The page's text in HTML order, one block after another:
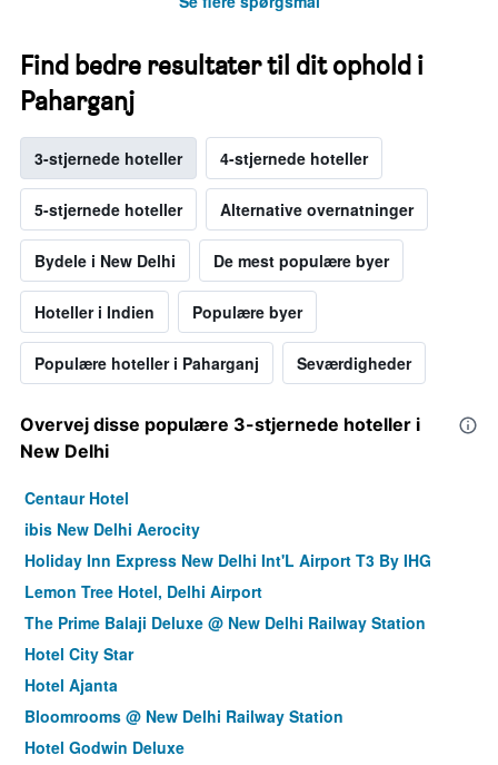
Find bedre resultater til dit ophold i
Paharganj
3-stjernede hoteller 4-stjernede hoteller
5-stjernede hoteller Alternative overnatninger
Bydele i New Delhi De mest populære byer
Hoteller i Indien Populære byer
Populære hoteller i Paharganj Seværdigheder
Overvej disse populære 3-stjernede hoteller i
New Delhi
Centaur Hotel
ibis New Delhi Aerocity
Holiday Inn Express New Delhi Int'L Airport T3 By IHG
Lemon Tree Hotel, Delhi Airport
The Prime Balaji Deluxe @ New Delhi Railway Station
Hotel City Star
Hotel Ajanta
Bloomrooms @ New Delhi Railway Station
Hotel Godwin Deluxe